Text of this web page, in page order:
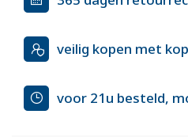
veilig kopen met
voor 21u besteld,